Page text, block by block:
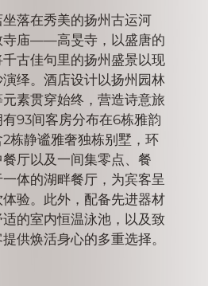
落在秀美的扬州古运河
寺庙——高旻寺，以盛唐的
古佳句里的扬州盛景以现
绎。酒店设计以扬州园林
素贯穿始终，营造诗意旅
93间客房分布在6栋雅韵
栋静谧雅奢独栋别墅，环
厅以及一间集零点、餐
体的湖畔餐厅，为宾客呈
验。此外，配备先进器材
的室内恒温泳池，以及致
供焕活身心的多重选择。